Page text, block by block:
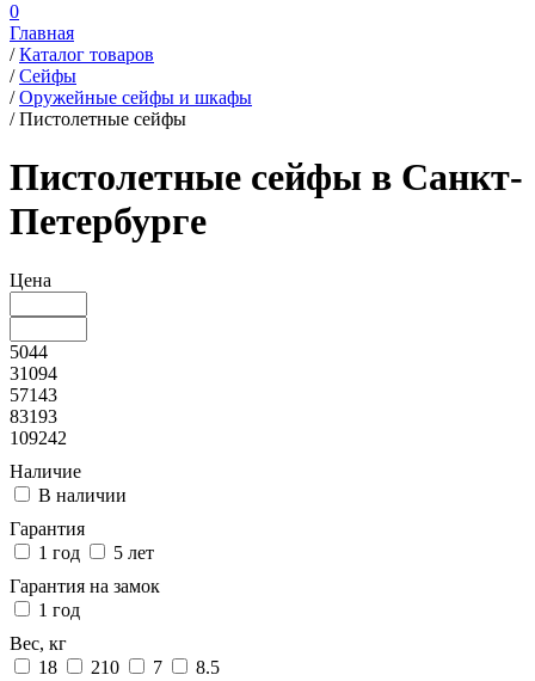
0
Главная
/ Каталог товаров
/ Сейфы
/ Оружейные сейфы и шкафы
/ Пистолетные сейфы
Пистолетные сейфы в Санкт-
Петербурге
Цена
5044
31094
57143
83193
109242
Наличие
В наличии
Гарантия
1 год
5 лет
Гарантия на замок
1 год
Вес, кг
18
210 7
8.5